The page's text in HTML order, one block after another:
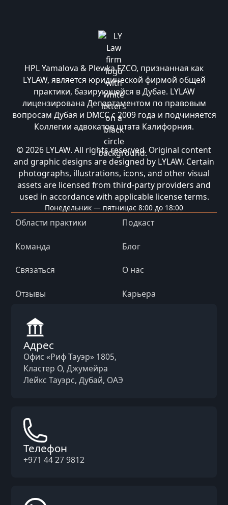
HPL Yamalova & Plewka FZCO, признанная как
LYLAW, является юридической фирмой общей
практики, базирующейся в Дубае. LYLAW
лицензирована Департаментом по правовым
вопросам Дубая и DMCC с 2009 года и подчиняется
Коллегии адвокатов штата Калифорния.
© 2026 LYLAW. All rights reserved. Original content
and graphic designs are designed by LYLAW. Certain
photographs, illustrations, icons, and other visual
assets are licensed from third-party providers and
used in accordance with applicable license terms.
Понедельник — пятницас 8:00 до 18:00
Области практики Подкаст
Команда Блог
Связаться О нас
Отзывы Карьера
Адрес
Офис «Риф Тауэр» 1805,
Кластер O, Джумейра
Лейкс Тауэрс, Дубай, ОАЭ
Телефон
+971 44 27 9812